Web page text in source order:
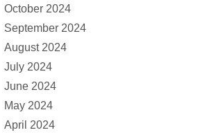
October 2024
September 2024
August 2024
July 2024
June 2024
May 2024
April 2024